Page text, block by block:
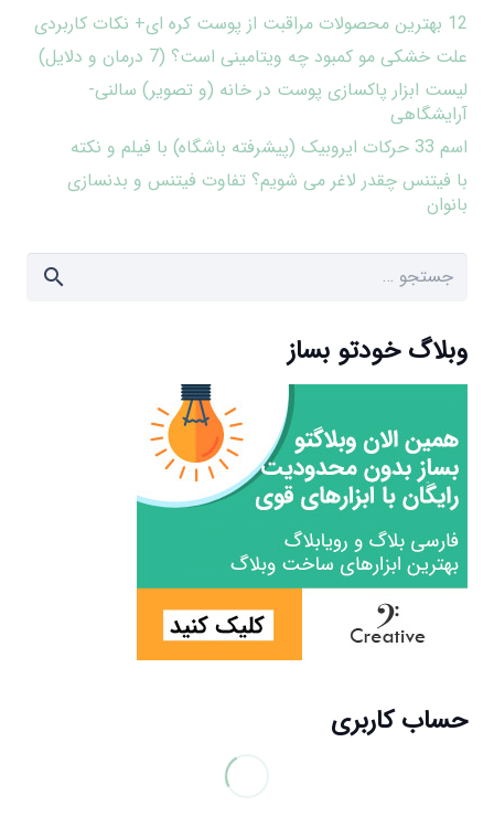
12 بهترین محصولات مراقبت از پوست کره ای+ نکات کاربردی
علت خشکی مو کمبود چه ویتامینی است؟ (7 درمان و دلایل)
لیست ابزار پاکسازی پوست در خانه (و تصویر) سالنی-
آرایشگاهی
اسم 33 حرکات ایروبیک (پیشرفته باشگاه) با فیلم و نکته
با فیتنس چقدر لاغر می شویم؟ تفاوت فیتنس و بدنسازی
بانوان
جستجو
وبلاگ خودتو بساز
حساب کاربری